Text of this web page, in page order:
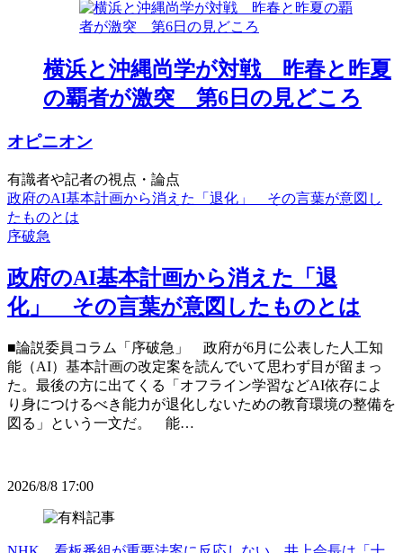
横浜と沖縄尚学が対戦 昨春と昨夏
の覇者が激突 第6日の見どころ
オピニオン
有識者や記者の視点・論点
政府のAI基本計画から消えた「退化」 その言葉が意図し
たものとは
序破急
政府のAI基本計画から消えた「退
化」 その言葉が意図したものとは
■論説委員コラム「序破急」 政府が6月に公表した人工知
能（AI）基本計画の改定案を読んでいて思わず目が留まっ
た。最後の方に出てくる「オフライン学習などAI依存によ
り身につけるべき能力が退化しないための教育環境の整備を
図る」という一文だ。 能…
2026/8/8 17:00